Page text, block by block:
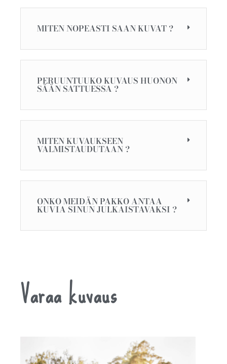
MITEN NOPEASTI SAAN KUVAT ?
PERUUNTUUKO KUVAUS HUONON
SÄÄN SATTUESSA ?
MITEN KUVAUKSEEN
VALMISTAUDUTAAN ?
ONKO MEIDÄN PAKKO ANTAA
KUVIA SINUN JULKAISTAVAKSI ?
Varaa kuvaus